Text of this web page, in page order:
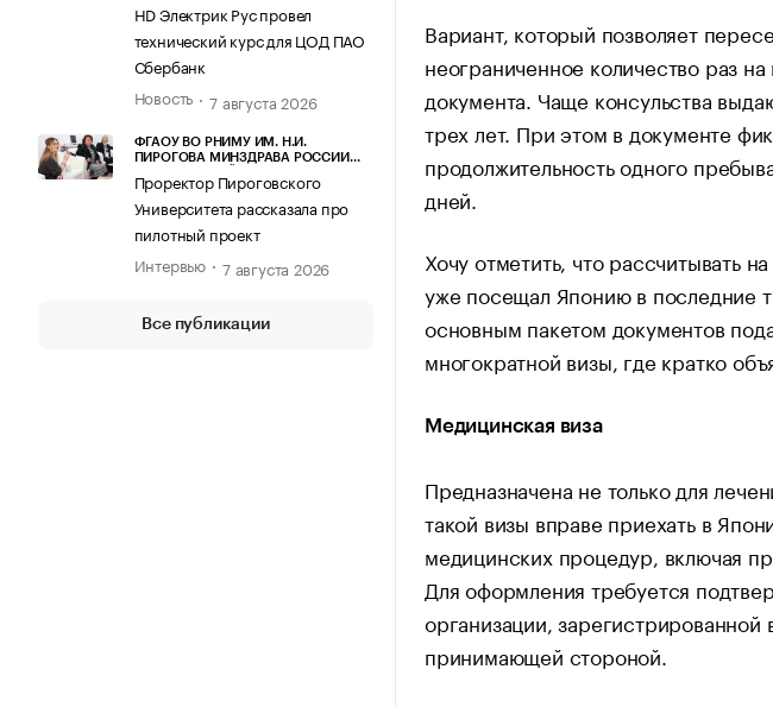
HD Электрик Рус провел
технический курс для ЦОД ПАО
Сбербанк
Новость
7 августа 2026
ФГАОУ ВО РНИМУ ИМ. Н.И.
ПИРОГОВА МИНЗДРАВА РОССИИ
Проректор Пироговского
Университета рассказала про
пилотный проект
Интервью
7 августа 2026
Все публикации
Вариант, который позволяет
неограниченное количество раз
документа. Чаще консульства
трех лет. При этом в документе
продолжительность одного
дней.
Хочу отметить, что рассчитывать
уже посещал Японию в последние
основным пакетом документов
многократной визы, где кратко
Медицинская виза
Предназначена не только для
такой визы вправе приехать в
медицинских процедур, включая
Для оформления требуется
организации,
принимающей стороной.